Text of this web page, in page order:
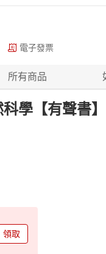
電子發票
所有商品
學【有聲書】
領取